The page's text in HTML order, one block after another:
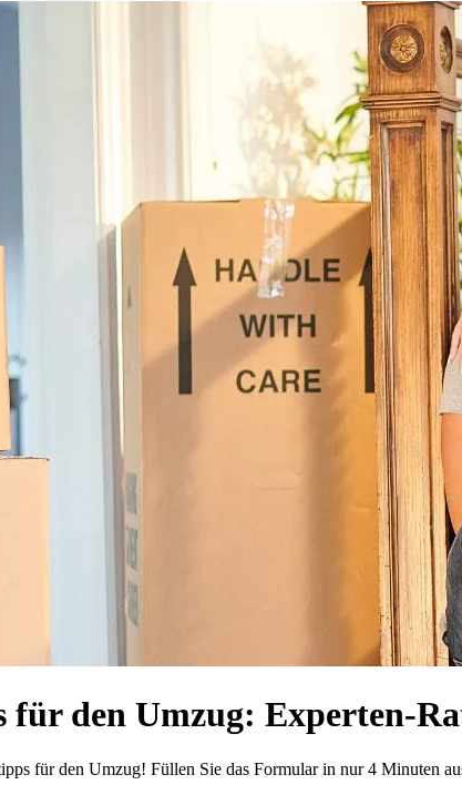
den Umzug: Experten-
für den Umzug! Füllen Sie das Formular in nur 4 Minuten